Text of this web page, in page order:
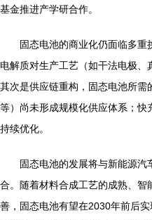
基金推进产学研合作。
固态电池的商业化仍面临多重
电解质对生产工艺（如干法电极、
其次是供应链重构，固态电池所
等）尚未形成规模化供应体系；
持续优化。
固态电池的发展将与新能源
合。随着材料合成工艺的成熟、
善，固态电池有望在2030年前后